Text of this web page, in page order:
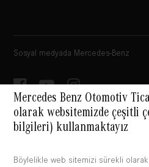
Sosyal medyada Mercedes-Benz
Mercedes Benz Otomotiv
olarak websitemizde çeşitli
bilgileri) kullanmaktayız
Böylelikle web sitemizi sürekli